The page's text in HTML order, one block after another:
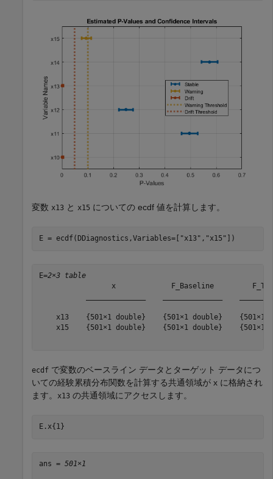
変数 x13 と x15 についての ecdf 値を計算します。
E = ecdf(DDiagnostics,Variables=[ "x13" , "x15" ])
E=2×3 table
x             F_Baseline
x13    {501×1 double}    {501×1 double}    {501×1
x15    {501×1 double}    {501×1 double}    {501×1
ecdf で変数のベースライン データとターゲット データにつ
いての経験累積分布関数を計算する共通領域が x に格納され
ます。
x13 の共通領域にアクセスします。
E.x{1}
ans = 501×1